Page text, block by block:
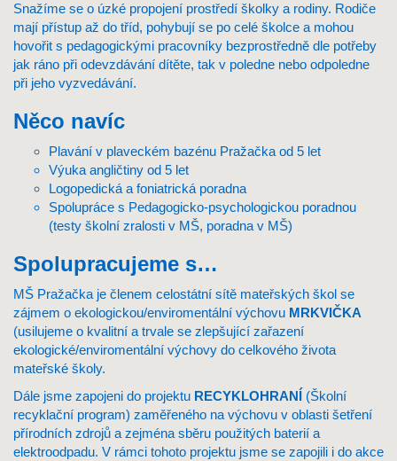
Snažíme se o úzké propojení prostředí školky a rodiny. Rodiče
mají přístup až do tříd, pohybují se po celé školce a mohou
hovořit s pedagogickými pracovníky bezprostředně dle potřeby
jak ráno při odevzdávání dítěte, tak v poledne nebo odpoledne
při jeho vyzvedávání.
Něco navíc
Plavání v plaveckém bazénu Pražačka od 5 let
Výuka angličtiny od 5 let
Logopedická a foniatrická poradna
Spolupráce s Pedagogicko-psychologickou poradnou
(testy školní zralosti v MŠ, poradna v MŠ)
Spolupracujeme s…
MŠ Pražačka je členem celostátní sítě mateřských škol se
zájmem o ekologickou/enviromentální výchovu MRKVIČKA
(usilujeme o kvalitní a trvale se zlepšující zařazení
ekologické/enviromentální výchovy do celkového života
mateřské školy.
Dále jsme zapojeni do projektu RECYKLOHRANÍ (Školní
recyklační program) zaměřeného na výchovu v oblasti šetření
přírodních zdrojů a zejména sběru použitých baterií a
elektroodpadu. V rámci tohoto projektu jsme se zapojili i do akce